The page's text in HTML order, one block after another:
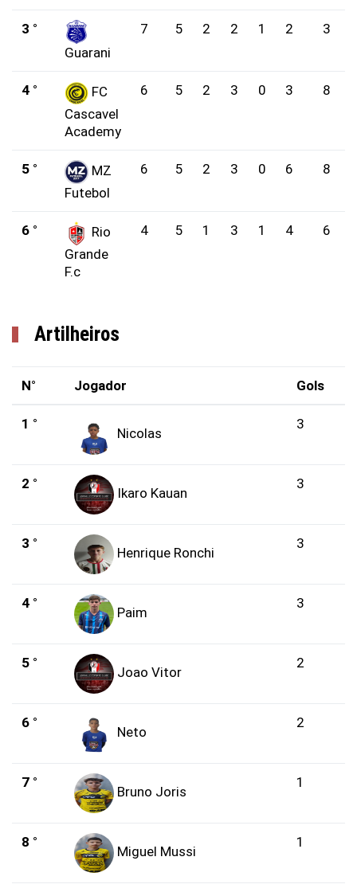
3 °
Guarani
7 5 2 2 1 2 3
4 °
FC
Cascavel
Academy
6 5 2 3 0 3 8
5 °
MZ
Futebol
6 5 2 3 0 6 8
6 °
Rio
Grande
F.c
4 5 1 3 1 4 6
Artilheiros
N° Jogador Gols
1 °
Nicolas
3
2 °
Ikaro Kauan
3
3 °
Henrique Ronchi
3
4 °
Paim
3
5 °
Joao Vitor
2
6 °
Neto
2
7 °
Bruno Joris
1
8 °
Miguel Mussi
1